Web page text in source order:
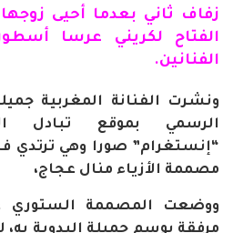
زفاف
ثاني بعدما أحيى
الفتاح لكريني عرسا
الفنانين.
ونشرت الفنانة المغربية
الرسمي بموقع تبادل
“إنستغرام” صورا وهي
مصممة الأزياء منال عجاج،
ووضعت المصممة الستوري